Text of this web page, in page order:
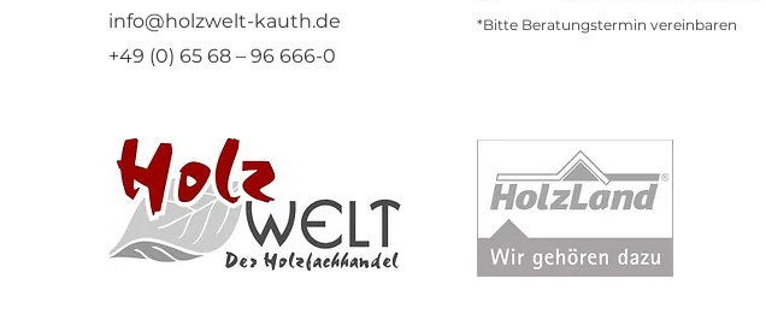
info@holzwelt-kauth.de
+49 (0) 65 68 – 96 666-0
*Bitte Beratungstermin vereinbaren